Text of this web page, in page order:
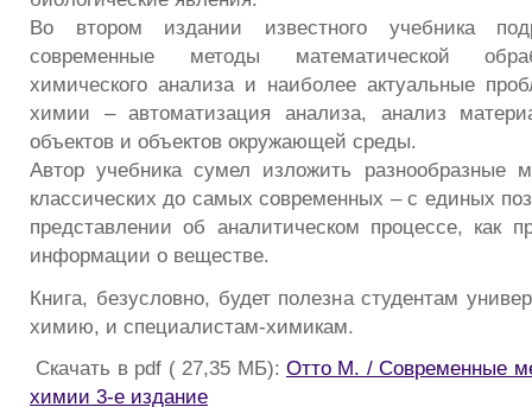
Во втором издании известного учебника
современные методы математической
химического анализа и наиболее актуальные
химии – автоматизация анализа, анализ
объектов и объектов окружающей среды.
Автор учебника сумел изложить разнообразные
классических до самых современных – с единых
представлении об аналитическом процессе, как
информации о веществе.
Книга, безусловно, будет полезна студентам
химию, и специалистам-химикам.
Скачать в pdf ( 27,35 МБ): Отто М. / Современные
химии 3-е издание